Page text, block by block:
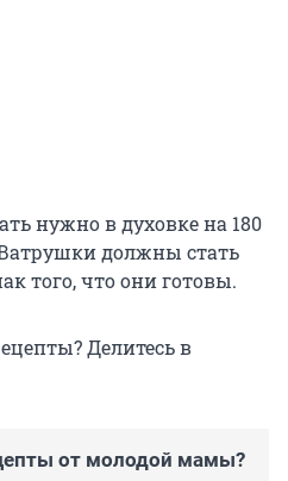
нужно в духовке на 180
должны стать
того, что они готовы.
Делитесь в
от молодой мамы?